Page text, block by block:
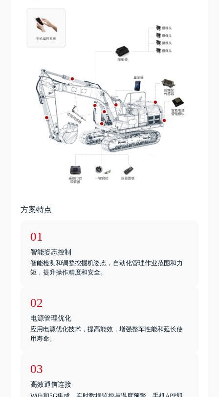
方案特点
01
智能姿态控制
智能检测和调整挖掘机姿态，自动化管理作业范围和力
矩，提升操作精度和安全。
02
电源管理优化
应用电源优化技术，提高能效，增强整车性能和延长使
用寿命。
03
高效通信连接